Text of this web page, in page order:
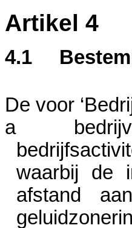
Artikel 4
4.1
De voor
a
waarbij de
afstand